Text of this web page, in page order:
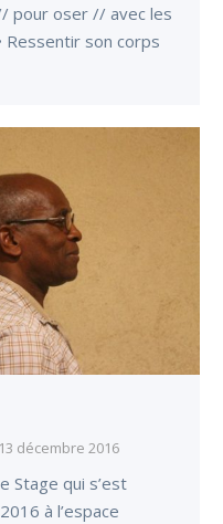
pour oser // avec les
Ressentir son corps
13 décembre 2016
Stage qui s’est
à l’espace